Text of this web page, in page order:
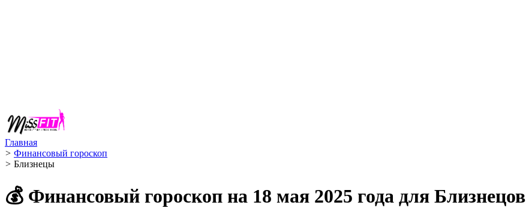
Главная
> Финансовый гороскоп
> Близнецы ️
💰 Финансовый гороскоп на 18 мая 2025 года для Близнецов